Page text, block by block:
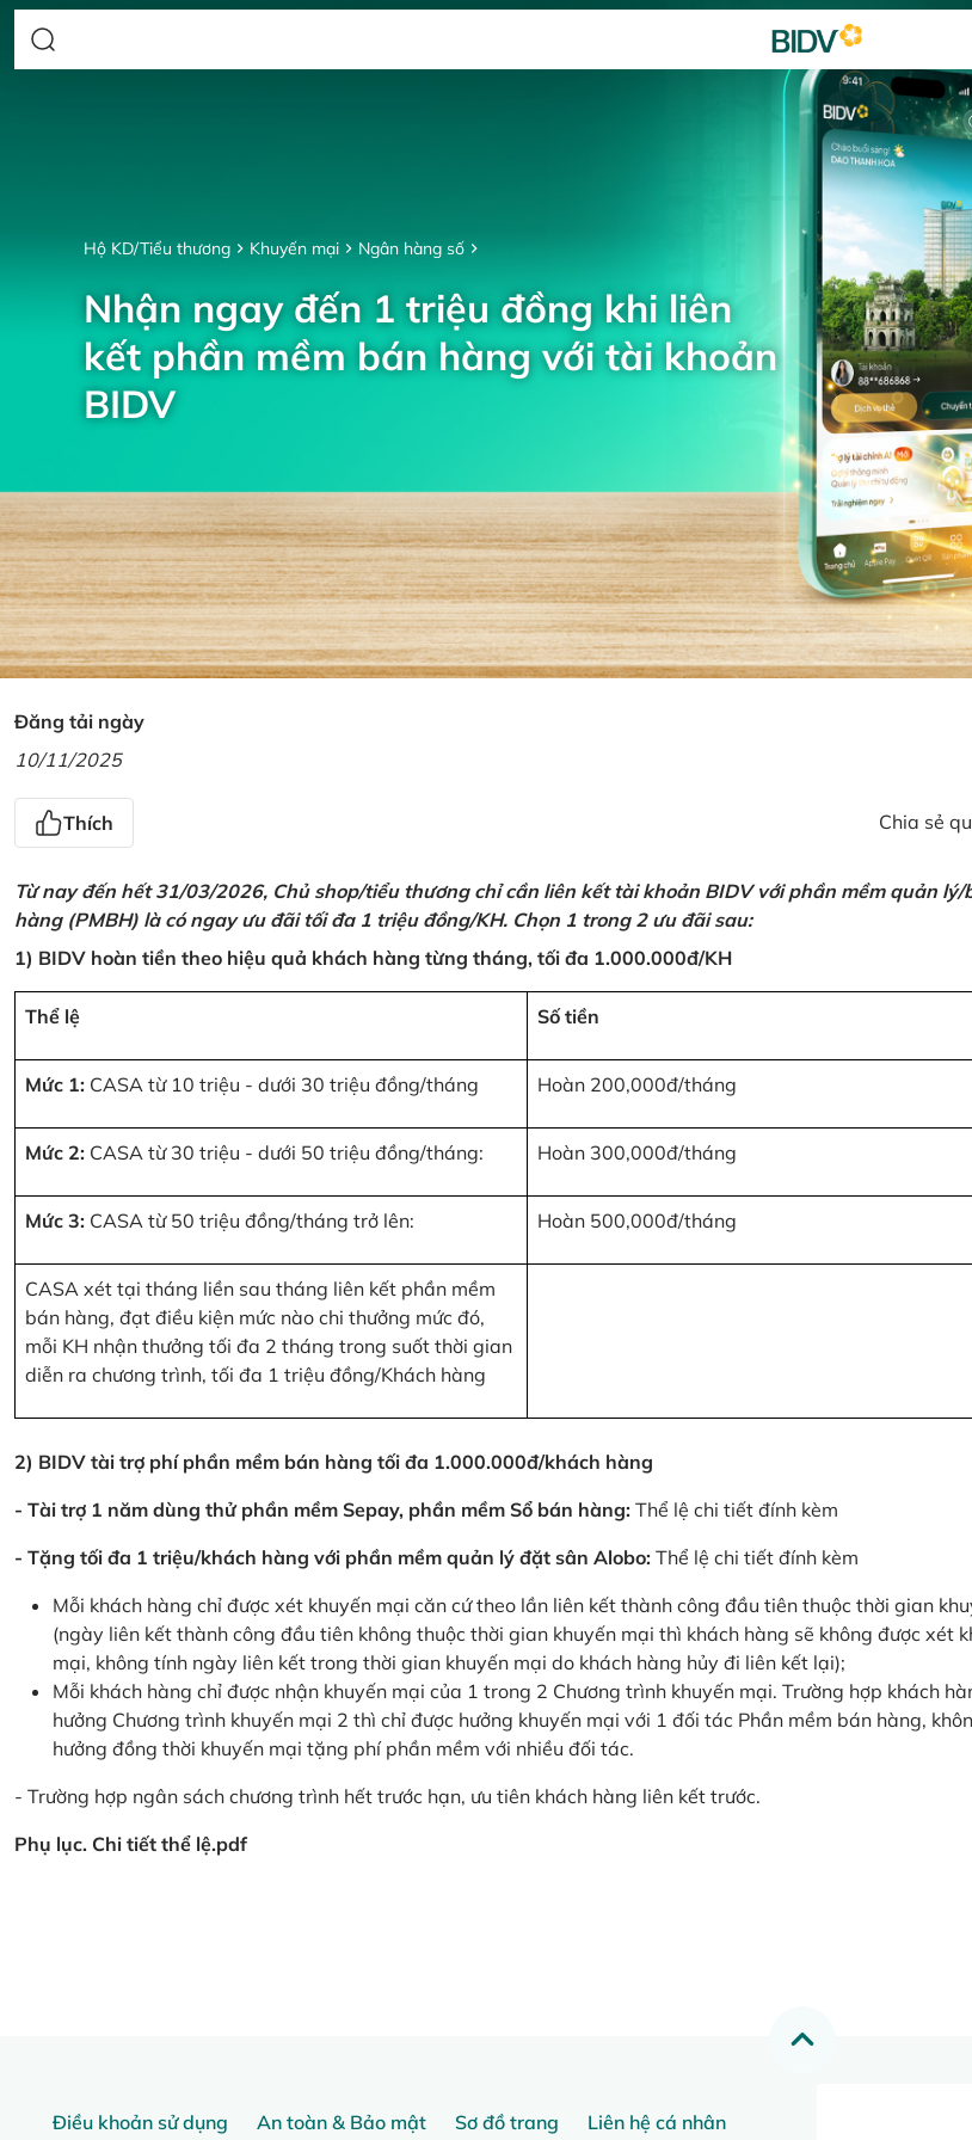
Hộ KD/Tiểu thương Khuyến mại Ngân hàng số
Nhận ngay đến 1 triệu đồng khi liên
kết phần mềm bán hàng với tài khoản
BIDV
Đăng tải ngày
10/11/2025
Thích Chia sẻ
Từ nay đến hết 31/03/2026, Chủ shop/tiểu thương chỉ cần liên kết tài khoản BIDV với phần mềm quản lý/
hàng (PMBH) là có ngay ưu đãi tối đa 1 triệu đồng/KH. Chọn 1 trong 2 ưu đãi sau:
1) BIDV hoàn tiền theo hiệu quả khách hàng từng tháng, tối đa 1.000.000đ/KH
Thể lệ Số tiền
Mức 1: CASA từ 10 triệu - dưới 30 triệu đồng/tháng Hoàn 200,000đ/tháng
Mức 2: CASA từ 30 triệu - dưới 50 triệu đồng/tháng: Hoàn 300,000đ/tháng
Mức 3: CASA từ 50 triệu đồng/tháng trở lên: Hoàn 500,000đ/tháng
CASA xét tại tháng liền sau tháng liên kết phần mềm
bán hàng, đạt điều kiện mức nào chi thưởng mức đó,
mỗi KH nhận thưởng tối đa 2 tháng trong suốt thời gian
diễn ra chương trình, tối đa 1 triệu đồng/Khách hàng
2) BIDV tài trợ phí phần mềm bán hàng tối đa 1.000.000đ/khách hàng
- Tài trợ 1 năm dùng thử phần mềm Sepay, phần mềm Sổ bán hàng: Thể lệ chi tiết đính kèm
- Tặng tối đa 1 triệu/khách hàng với phần mềm quản lý đặt sân Alobo: Thể lệ chi tiết đính kèm
Mỗi khách hàng chỉ được xét khuyến mại căn cứ theo lần liên kết thành công đầu tiên thuộc thời gian
(ngày liên kết thành công đầu tiên không thuộc thời gian khuyến mại thì khách hàng sẽ không được xét
mại, không tính ngày liên kết trong thời gian khuyến mại do khách hàng hủy đi liên kết lại);
Mỗi khách hàng chỉ được nhận khuyến mại của 1 trong 2 Chương trình khuyến mại. Trường hợp khách
hưởng Chương trình khuyến mại 2 thì chỉ được hưởng khuyến mại với 1 đối tác Phần mềm bán hàng,
hưởng đồng thời khuyến mại tặng phí phần mềm với nhiều đối tác.
- Trường hợp ngân sách chương trình hết trước hạn, ưu tiên khách hàng liên kết trước.
Phụ lục. Chi tiết thể lệ.pdf
Điều khoản sử dụng An toàn & Bảo mật Sơ đồ trang
Liên hệ cá nhân